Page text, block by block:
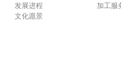
发展进程
文化愿景
加工服